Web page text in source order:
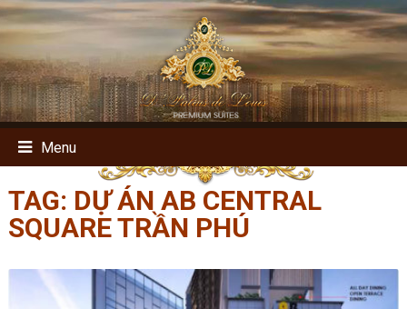
Menu
TAG: DỰ ÁN AB CENTRAL
SQUARE TRẦN PHÚ